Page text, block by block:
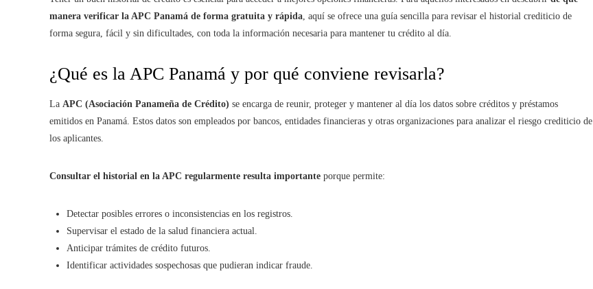
manera verificar la APC Panamá de forma gratuita y rápida, aquí se ofrece una guía sencilla para revisar el historial crediticio de
forma segura, fácil y sin dificultades, con toda la información necesaria para mantener tu crédito al día.
¿Qué es la APC Panamá y por qué conviene revisarla?
La APC (Asociación Panameña de Crédito) se encarga de reunir, proteger y mantener al día los datos sobre créditos y préstamos
emitidos en Panamá. Estos datos son empleados por bancos, entidades financieras y otras organizaciones para analizar el riesgo crediticio de
los aplicantes.
Consultar el historial en la APC regularmente resulta importante porque permite:
Detectar posibles errores o inconsistencias en los registros.
Supervisar el estado de la salud financiera actual.
Anticipar trámites de crédito futuros.
Identificar actividades sospechosas que pudieran indicar fraude.